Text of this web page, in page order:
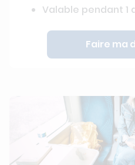
Valable pendant 1
Faire ma